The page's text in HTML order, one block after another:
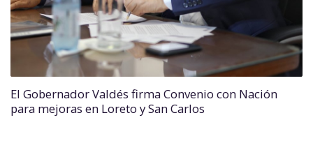
El Gobernador Valdés firma Convenio con Nación
para mejoras en Loreto y San Carlos